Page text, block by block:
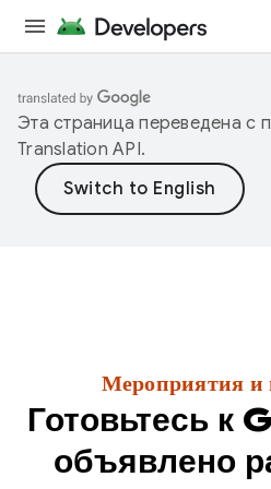
Эта страница переведена с
Translation API.
Мероприятия
Готовьтесь
объявлено